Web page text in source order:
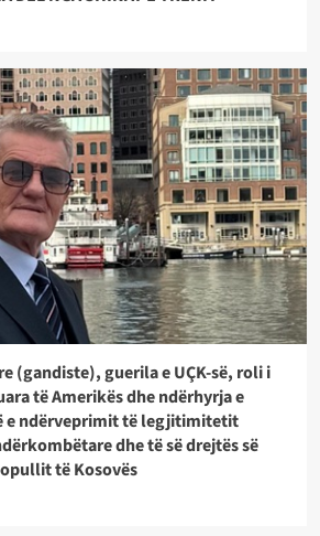
(gandiste), guerila e UÇK-së, roli i
të Amerikës dhe ndërhyrja e
e ndërveprimit të legjitimitetit
dhe të së drejtës së
të Kosovës